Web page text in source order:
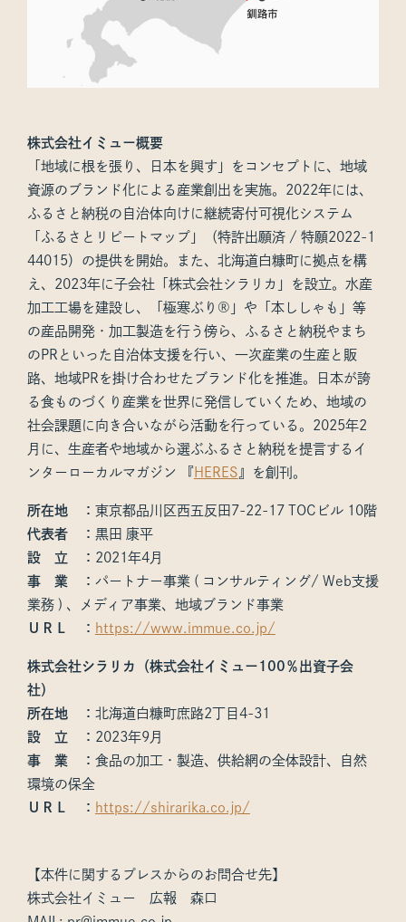
株式会社イミュー概要
「地域に根を張り、日本を興す」をコンセプトに、地域
資源のブランド化による産業創出を実施。2022年には、
ふるさと納税の自治体向けに継続寄付可視化システム
「ふるさとリピートマップ」（特許出願済 / 特願2022-1
44015）の提供を開始。また、北海道白糠町に拠点を構
え、2023年に子会社「株式会社シラリカ」を設立。水産
加工工場を建設し、「極寒ぶり®」や「本ししゃも」等
の産品開発・加工製造を行う傍ら、ふるさと納税やまち
のPRといった自治体支援を行い、一次産業の生産と販
路、地域PRを掛け合わせたブランド化を推進。日本が誇
る食ものづくり産業を世界に発信していくため、地域の
社会課題に向き合いながら活動を行っている。2025年2
月に、生産者や地域から選ぶふるさと納税を提言するイ
ンターローカルマガジン 『 HERES 』を創刊。
所在地 ： 東京都品川区西五反田7-22-17 TOCビル 10階
代表者 ： 黒田 康平
設 立 ： 2021年4月
事 業 ： パートナー事業 ( コンサルティング/ Web支援
業務 ) 、メディア事業、地域ブランド事業
ＵＲＬ ： https://www.immue.co.jp/
株式会社シラリカ（株式会社イミュー100％出資子会
社）
所在地 ： 北海道白糠町庶路2丁目4-31
設 立 ： 2023年9月
事 業 ： 食品の加工・製造、供給網の全体設計、自然
環境の保全
ＵＲＬ ： https://shirarika.co.jp/
【本件に関するプレスからのお問合せ先】
株式会社イミュー 広報 森口